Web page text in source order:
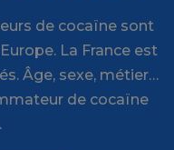
de cocaïne sont
La France est
Âge, sexe, métier…
de cocaïne